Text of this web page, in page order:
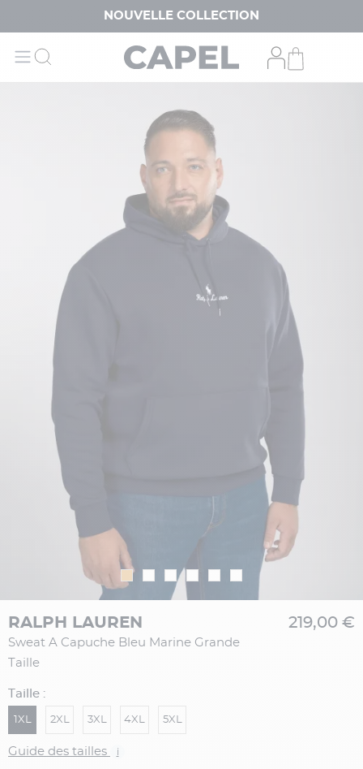
NOUVELLE COLLECTION
RALPH LAUREN
Sweat A Capuche Bleu Marine Grande
Taille
219,00 €
Taille :
1XL 2XL 3XL 4XL 5XL
Guide des tailles i